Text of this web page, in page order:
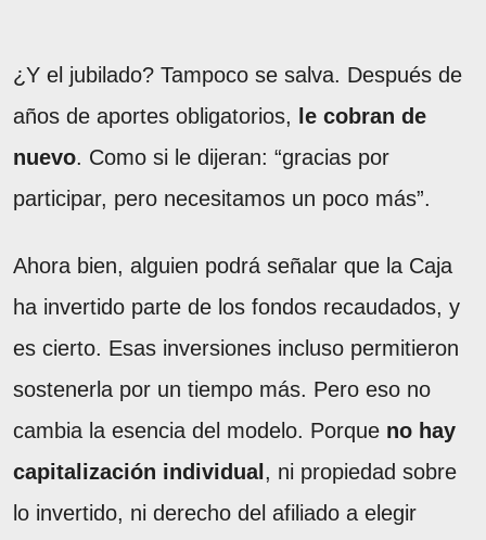
¿Y el jubilado? Tampoco se salva. Después de
años de aportes obligatorios,
le cobran de
nuevo. Como si le dijeran: “gracias por
participar, pero necesitamos un poco más”.
Ahora bien, alguien podrá señalar que la Caja
ha invertido parte de los fondos recaudados, y
es cierto. Esas inversiones incluso permitieron
sostenerla por un tiempo más. Pero eso no
cambia la esencia del modelo. Porque no hay
capitalización individual , ni propiedad sobre
lo invertido, ni derecho del afiliado a elegir